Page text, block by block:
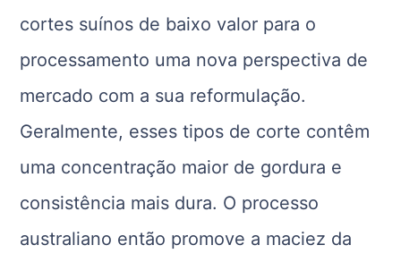
cortes suínos de baixo valor para o
processamento uma nova perspectiva de
mercado com a sua reformulação.
Geralmente, esses tipos de corte contêm
uma concentração maior de gordura e
consistência mais dura. O processo
australiano então promove a maciez da